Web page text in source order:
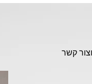
קשר